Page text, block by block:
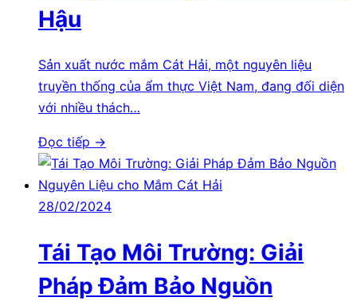
Hậu
Sản xuất nước mắm Cát Hải, một nguyên liệu
truyền thống của ẩm thực Việt Nam, đang đối diện
với nhiều thách…
Đọc tiếp →
28/02/2024
Tái Tạo Môi Trường: Giải
Pháp Đảm Bảo Nguồn